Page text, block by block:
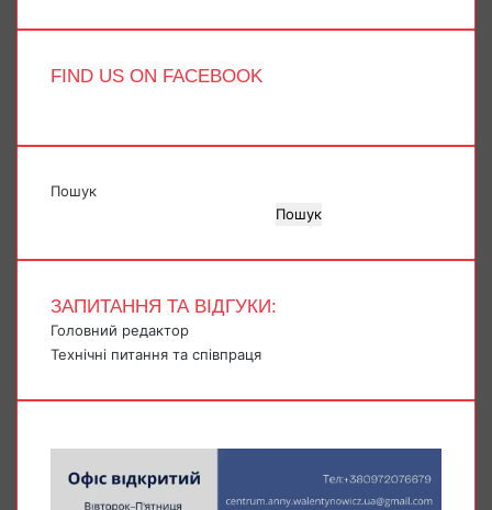
FIND US ON FACEBOOK
Пошук
Пошук
ЗАПИТАННЯ ТА ВІДГУКИ:
Головний редактор
Технічні питання та співпраця